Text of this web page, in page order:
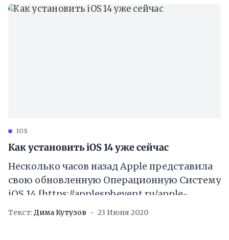
IOS
Как установить iOS 14 уже сейчас
Несколько часов назад Apple представила
свою обновленную Операционную Cистему
iOS 14 [https://applespbevent.ru/apple-
predstavila-ios-14-i-ipados-14-s-
Текст:Дима Кутузов 23 Июня 2020